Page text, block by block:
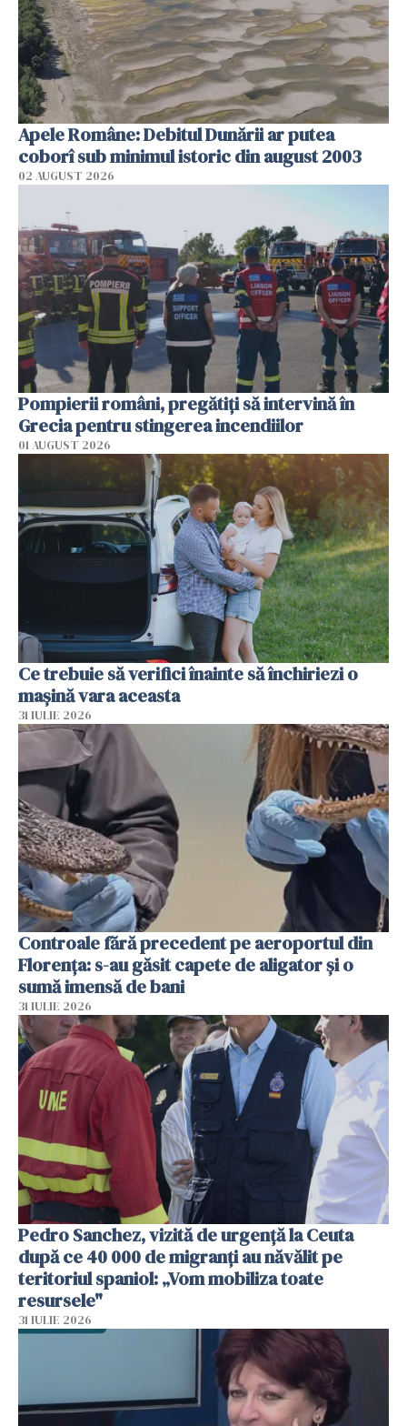
Apele Române: Debitul Dunării ar putea
coborî sub minimul istoric din august 2003
02 AUGUST 2026
Pompierii români, pregătiţi să intervină în
Grecia pentru stingerea incendiilor
01 AUGUST 2026
Ce trebuie să verifici înainte să închiriezi o
mașină vara aceasta
31 IULIE 2026
Controale fără precedent pe aeroportul din
Florența: s-au găsit capete de aligator și o
sumă imensă de bani
31 IULIE 2026
Pedro Sanchez, vizită de urgență la Ceuta
după ce 40 000 de migranți au năvălit pe
teritoriul spaniol: „Vom mobiliza toate
resursele"
31 IULIE 2026